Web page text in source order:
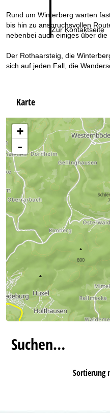
Zur Kontaktseite
Rund um Winterberg warten
bis hin zu anspruchsvollen
nebenbei auch einiges über
Der Rothaarsteig, die
sich auf jeden Fall, die
Karte
+
-
Suchen…
Sortierung